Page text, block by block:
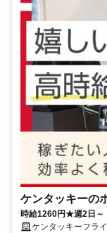
ケンタッキーの
時給1260円★週2日～
迎♪ケンタッキーフラ